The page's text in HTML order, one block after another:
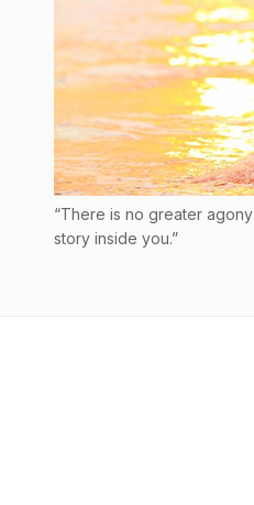
“There is no greater
story inside you.”